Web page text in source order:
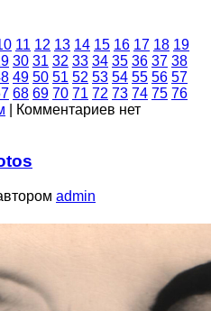
11 12 13 14 15 16 17 18 19
30 31 32 33 34 35 36 37 38
49 50 51 52 53 54 55 56 57
68 69 70 71 72 73 74 75 76
Комментариев нет
admin